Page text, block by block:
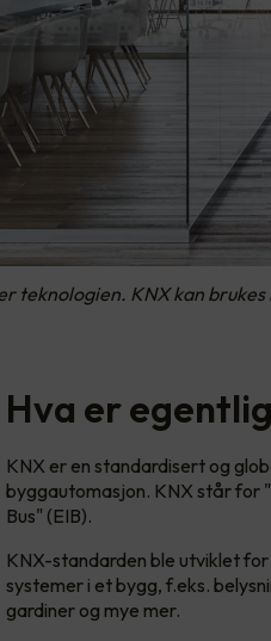
teknologien. KNX kan
Hva er
KNX er en standardisert og
byggautomasjon. KNX står for
Bus" (EIB).
KNX-standarden ble utviklet
systemer i et bygg, f.eks.
gardiner og mye mer.